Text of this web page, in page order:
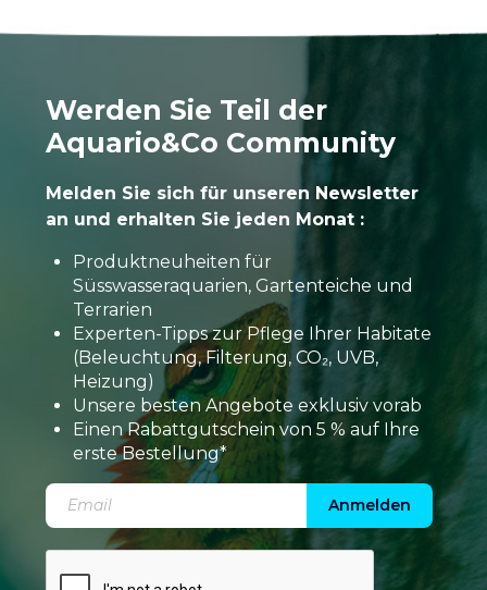
Werden Sie Teil der
Aquario&Co Community
Melden Sie sich für unseren Newsletter
an und erhalten Sie jeden Monat :
Produktneuheiten für
Süsswasseraquarien, Gartenteiche und
Terrarien
Experten-Tipps zur Pflege Ihrer Habitate
(Beleuchtung, Filterung, CO₂, UVB,
Heizung)
Unsere besten Angebote exklusiv vorab
Einen Rabattgutschein von 5 % auf Ihre
erste Bestellung*
Anmelden